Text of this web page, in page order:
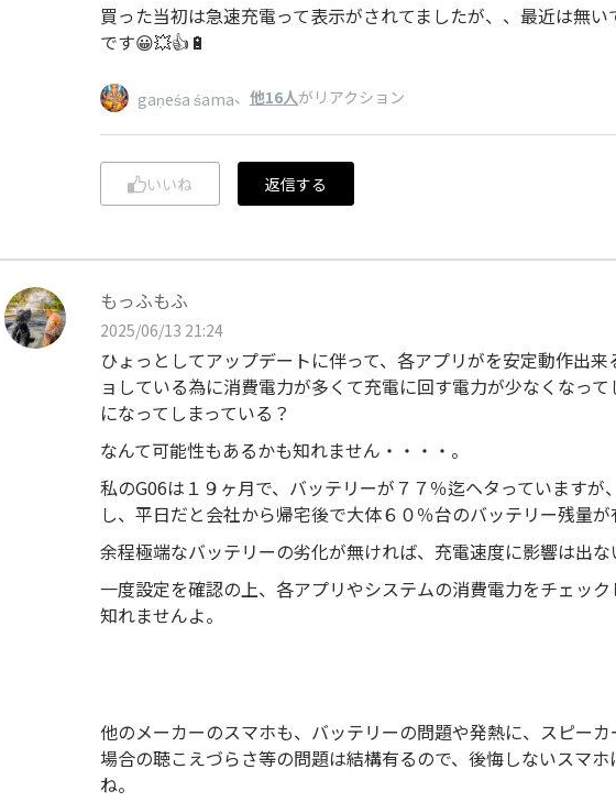
買った当初は急速充電って表示がされてましたが、、最近は無
です😀💥👍🔋
gaṇeśa śama、 他16人がリアクション
いいね 返信する
もっふもふ
2025/06/13 21:24
ひょっとしてアップデートに伴って、各アプリがを安定動作出
ョしている為に消費電力が多くて充電に回す電力が少なくなっ
になってしまっている？
なんて可能性もあるかも知れません・・・・。
私のG06は１９ヶ月で、バッテリーが７７％迄ヘタっていますが
し、平日だと会社から帰宅後で大体６０％台のバッテリー残量が
余程極端なバッテリーの劣化が無ければ、充電速度に影響は出な
一度設定を確認の上、各アプリやシステムの消費電力をチェッ
知れませんよ。
他のメーカーのスマホも、バッテリーの問題や発熱に、スピー
場合の聴こえづらさ等の問題は結構有るので、後悔しないスマ
ね。